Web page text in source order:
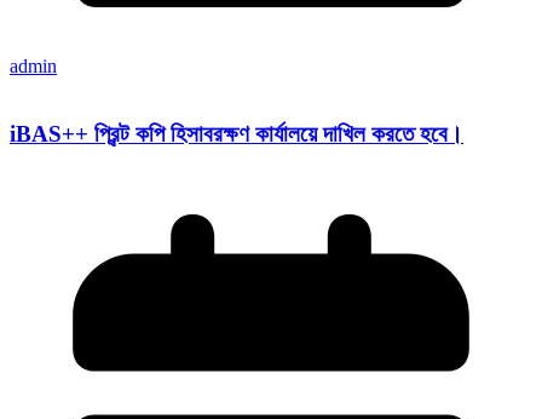
admin
iBAS++ প্রিন্ট কপি হিসাবরক্ষণ কার্যালয়ে দাখিল করতে হবে।